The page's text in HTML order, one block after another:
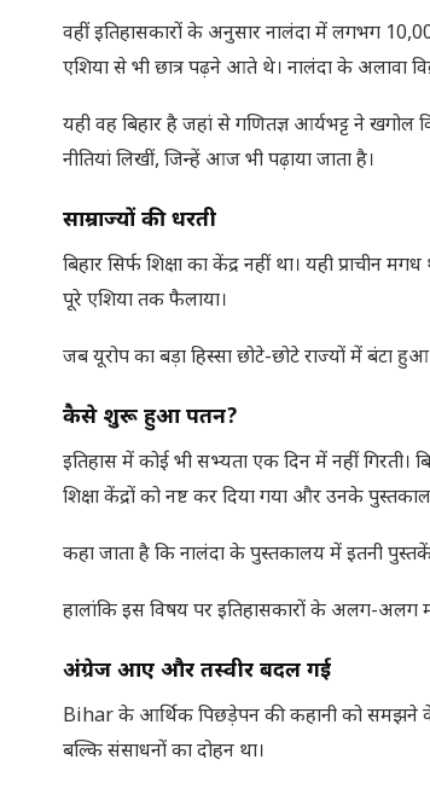
वहीं इतिहासकारों के अनुसार नालंदा में लगभग
एशिया से भी छात्र पढ़ने आते थे। नालंदा के अलावा
यही वह बिहार है जहां से गणितज्ञ आर्यभट्ट ने खगोल
नीतियां लिखीं, जिन्हें आज भी पढ़ाया जाता है।
साम्राज्यों की धरती
बिहार सिर्फ शिक्षा का केंद्र नहीं था। यही प्राचीन
पूरे एशिया तक फैलाया।
जब यूरोप का बड़ा हिस्सा छोटे-छोटे राज्यों में बंटा
कैसे शुरू हुआ पतन?
इतिहास में कोई भी सभ्यता एक दिन में नहीं गिरती।
शिक्षा केंद्रों को नष्ट कर दिया गया और उनके
कहा जाता है कि नालंदा के पुस्तकालय में इतनी
हालांकि इस विषय पर इतिहासकारों के अलग-अलग
अंग्रेज आए और तस्वीर बदल गई
Bihar के आर्थिक पिछड़ेपन की कहानी को समझने के
बल्कि संसाधनों का दोहन था।